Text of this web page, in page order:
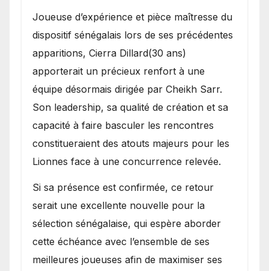
Joueuse d’expérience et pièce maîtresse du
dispositif sénégalais lors de ses précédentes
apparitions, Cierra Dillard(30 ans)
apporterait un précieux renfort à une
équipe désormais dirigée par Cheikh Sarr.
Son leadership, sa qualité de création et sa
capacité à faire basculer les rencontres
constitueraient des atouts majeurs pour les
Lionnes face à une concurrence relevée.
Si sa présence est confirmée, ce retour
serait une excellente nouvelle pour la
sélection sénégalaise, qui espère aborder
cette échéance avec l’ensemble de ses
meilleures joueuses afin de maximiser ses